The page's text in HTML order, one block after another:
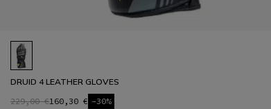
DRUID 4 LEATHER GLOVES
229,00 €160,30 € -30%